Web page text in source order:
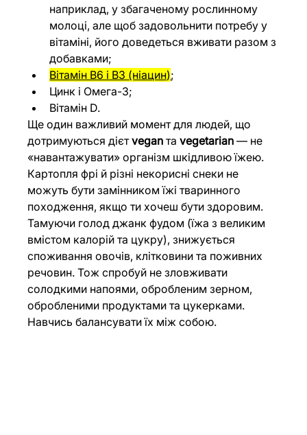
наприклад, у збагаченому рослинному
молоці, але щоб задовольнити потребу у
вітаміні, його доведеться вживати разом з
добавками;
Вітамін B6 і В3 (ніацин);
Цинк і Омега-3;
Вітамін D.
Ще один важливий момент для людей, що
дотримуються дієт vegan та vegetarian — не
«навантажувати» організм шкідливою їжею.
Картопля фрі й різні некорисні снеки не
можуть бути замінником їжі тваринного
походження, якщо ти хочеш бути здоровим.
Тамуючи голод джанк фудом (їжа з великим
вмістом калорій та цукру), знижується
споживання овочів, клітковини та поживних
речовин. Тож спробуй не зловживати
солодкими напоями, обробленим зерном,
обробленими продуктами та цукерками.
Навчись балансувати їх між собою.